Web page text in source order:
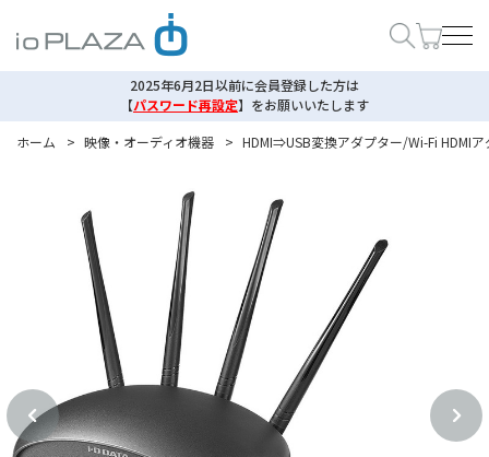
2025年6月2日以前に会員登録した方は
【パスワード再設定】 をお願いいたします
ホーム
> 映像・オーディオ機器 > HDMI⇒USB変換アダプター/Wi-Fi HDMIア